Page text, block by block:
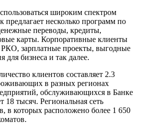
широким спектром
предлагает несколько программ по
переводы, кредиты,
карты. Корпоративные клиенты
РКО, зарплатные проекты, выгодные
для бизнеса и так далее.
клиентов составляет 2.3
в разных регионах
обслуживающихся в Банке
18 тысяч. Региональная сеть
в которых расположено более 1 650